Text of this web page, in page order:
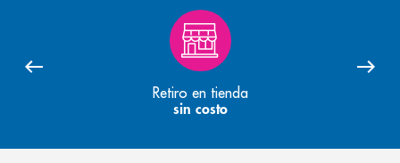
Retiro en tienda
sin costo